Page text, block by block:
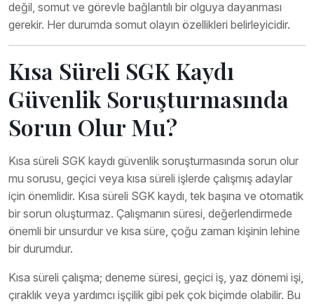
değil, somut ve görevle bağlantılı bir olguya dayanması
gerekir. Her durumda somut olayın özellikleri belirleyicidir.
Kısa Süreli SGK Kaydı
Güvenlik Soruşturmasında
Sorun Olur Mu?
Kısa süreli SGK kaydı güvenlik soruşturmasında sorun olur
mu sorusu, geçici veya kısa süreli işlerde çalışmış adaylar
için önemlidir. Kısa süreli SGK kaydı, tek başına ve otomatik
bir sorun oluşturmaz. Çalışmanın süresi, değerlendirmede
önemli bir unsurdur ve kısa süre, çoğu zaman kişinin lehine
bir durumdur.
Kısa süreli çalışma; deneme süresi, geçici iş, yaz dönemi işi,
çıraklık veya yardımcı işçilik gibi pek çok biçimde olabilir. Bu